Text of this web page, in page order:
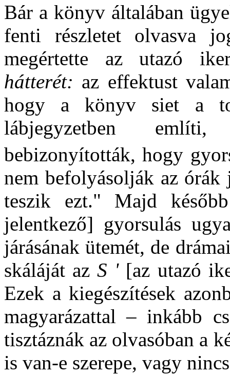
Bár a könyv általában
fenti részletet olvasva
megértette az utazó
hátterét: az effektust
hogy a könyv siet a
lábjegyzetben
bebizonyították, hogy
nem befolyásolják az órák
teszik ezt." Majd
jelentkező] gyorsulás
járásának ütemét, de
skáláját azS '[az utazó
Ezek a kiegészítések
magyarázattal – inkább
tisztáznák az olvasóban a
is van-e szerepe, vagy